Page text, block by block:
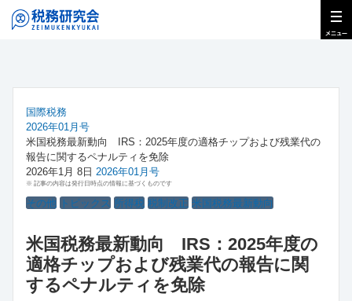
国際税務
2026年01月号
米国税務最新動向 IRS：2025年度の適格チップおよび残業代の
報告に関するペナルティを免除
2026年1月 8日 2026年01月号
※ 記事の内容は発行日時点の情報に基づくものです
その他 トピックス 所得税 税制改正 米国税務最新動向
米国税務最新動向 IRS：2025年度の
適格チップおよび残業代の報告に関
するペナルティを免除